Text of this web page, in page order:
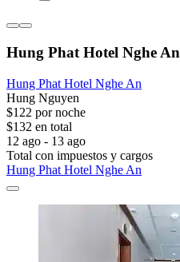
Hung Phat Hotel Nghe An
Hung Phat Hotel Nghe An
Hung Nguyen
$122 por noche
$132 en total
12 ago - 13 ago
Total con impuestos y cargos
Hung Phat Hotel Nghe An